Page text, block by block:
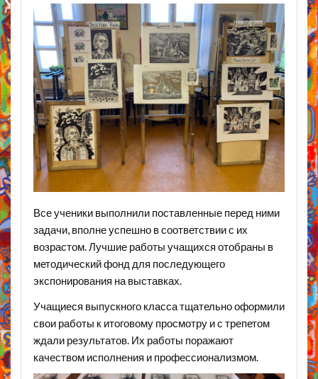
Все ученики выполнили поставленные перед ними
задачи, вполне успешно в соответствии с их
возрастом. Лучшие работы учащихся отобраны в
методический фонд для последующего
экспонирования на выставках.
Учащиеся выпускного класса тщательно оформили
свои работы к итоговому просмотру и с трепетом
ждали результатов. Их работы поражают
качеством исполнения и профессионализмом.